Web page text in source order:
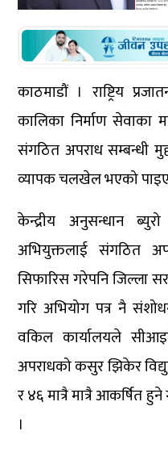
काठमाडौं । राष्ट्रिय
कालिका निर्माण सेवाका
संगठित अपराध सम्बन्धी
व्यापक चलखेल भएको
केन्द्रीय अनुसन्धान
अभियुक्तलाई संगठित
सिफारिस गरेपनि जिल्ला
गरि अभियोग पत्र नै
वकिल कार्यालयले
अपराधको कसुर झिकेर
र ४६ मात्रै मात्रै आकर्षित
।